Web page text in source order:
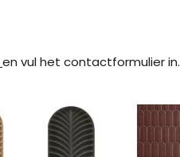
en vul het contactformulier in.